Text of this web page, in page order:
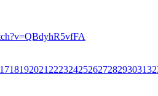
1718192021 2223242526272829303132